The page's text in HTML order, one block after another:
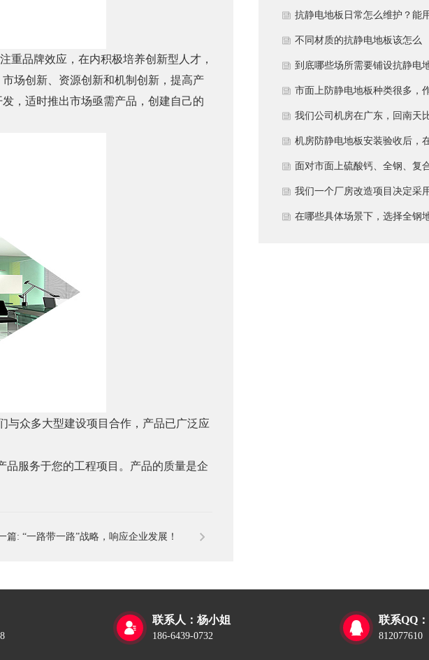
品牌效应，在内积极培养创新型人才，
场创新、资源创新和机制创新，提高产
，适时推出市场亟需产品，创建自己的
与众多大型建设项目合作，产品已广泛应
品服务于您的工程项目。产品的质量是企
篇: “一路带一路”战略，响应企业发展！
需要注意什么?
抗静电地板日常怎么维护？能
多久？
不同材质的抗静电地板该怎么
选？
到底哪些场所需要铺设抗静电
板？
市面上防静电地板种类很多，
为采购方，我们该如何鉴别地
的质量好坏？所谓的“系统电
阻”为什么很重要？
我们公司机房在广东，回南天
较潮湿，这种环境下使用防静
地板要注意什么？日常维护有
些要点？
机房防静电地板安装验收后，
日常运维中常常被忽视。请问
一套规范的、可操作的维护规
应包含哪些内容？有哪些“小问
面对市面上硫酸钙、全钢、复
等多种类型的机房防静电地板
我们该如何科学选型？除了预
我们一个厂房改造项目决定采
全钢防静电地板。听说它的安
在哪些具体场景下，选择全钢

联系人：杨小姐
186-6439-0732

联系QQ：
812077610